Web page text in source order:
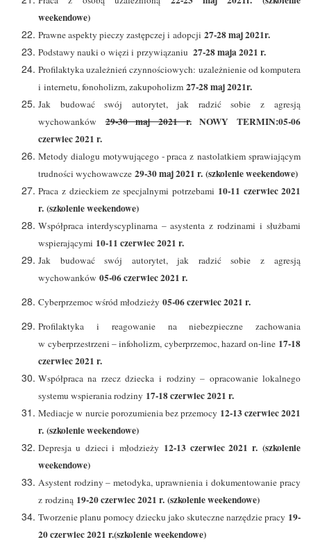
weekendowe)
Prawne aspekty pieczy zastępczej i adopcji 27-28 maj 2021r.
Podstawy nauki o więzi i przywiązaniu 27-28 maja 2021 r.
Profilaktyka uzależnień czynnościowych: uzależnienie od komputera
i internetu, fonoholizm, zakupoholizm 27-28 maj 2021r.
Jak budować swój autorytet, jak radzić sobie z agresją
wychowanków29-30 maj 2021 r.NOWY TERMIN:05-06
czerwiec 2021 r.
Metody dialogu motywującego - praca z nastolatkiem sprawiającym
trudności wychowawcze 29-30 maj 2021 r. (szkolenie weekendowe)
Praca z dzieckiem ze specjalnymi potrzebami 10-11 czerwiec 2021
r. (szkolenie weekendowe)
Współpraca interdyscyplinarna – asystenta z rodzinami i służbami
wspierającymi 10-11 czerwiec 2021 r.
Jak budować swój autorytet, jak radzić sobie z agresją
wychowanków 05-06 czerwiec 2021 r.
Cyberprzemoc wśród młodzieży 05-06 czerwiec 2021 r.
Profilaktyka i reagowanie na niebezpieczne zachowania
w cyberprzestrzeni – infoholizm, cyberprzemoc, hazard on-line 17-18
czerwiec 2021 r.
Współpraca na rzecz dziecka i rodziny – opracowanie lokalnego
systemu wspierania rodziny 17-18 czerwiec 2021 r.
Mediacje w nurcie porozumienia bez przemocy 12-13 czerwiec 2021
r. (szkolenie weekendowe)
Depresja u dzieci i młodzieży 12-13 czerwiec 2021 r. (szkolenie
weekendowe)
Asystent rodziny – metodyka, uprawnienia i dokumentowanie pracy
z rodziną 19-20 czerwiec 2021 r. (szkolenie weekendowe)
Tworzenie planu pomocy dziecku jako skuteczne narzędzie pracy 19-
20 czerwiec 2021 r.(szkolenie weekendowe)